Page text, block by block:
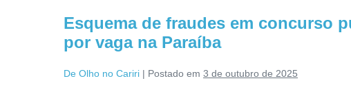
Esquema de fraudes em concurso
por vaga na Paraíba
De Olho no Cariri | Postado em 3 de outubro de 2025